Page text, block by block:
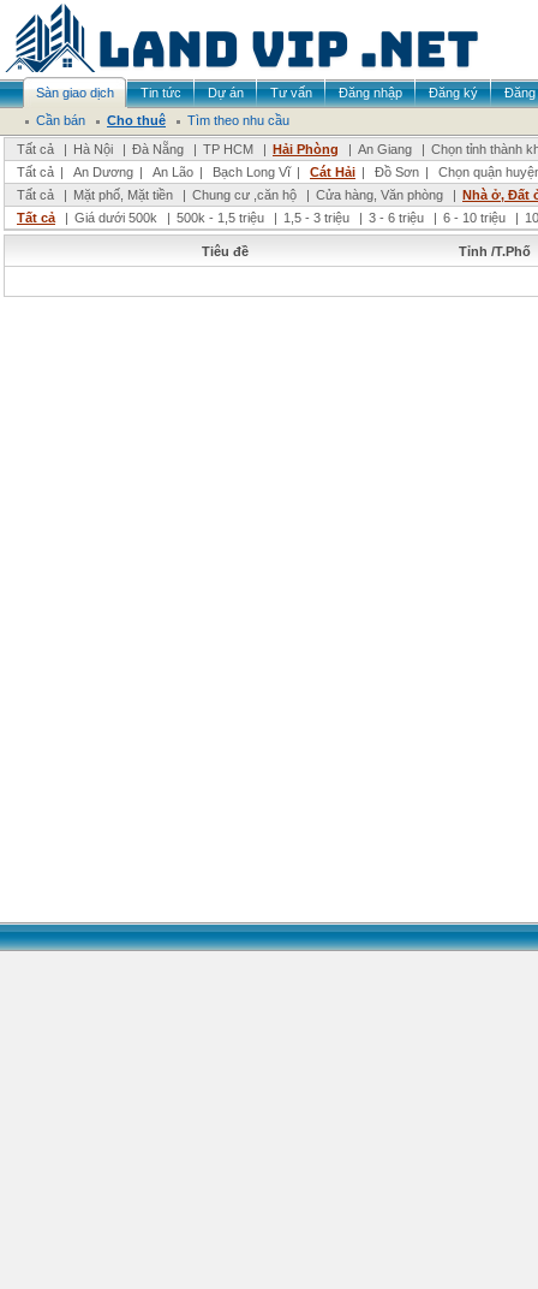
Sàn giao dịch Tin tức Dự án Tư vấn Đăng nhập Đăng ký
Đăng
Cần bán
Cho thuê
Tìm theo nhu cầu
Tất cả
| Hà Nội | Đà Nẵng | TP HCM | Hải Phòng | An Giang | Chọn tỉnh thành
Tất cả | An Dương | An Lão | Bạch Long Vĩ | Cát Hải | Đồ Sơn |
Chọn quận
Tất cả
| Mặt phố, Mặt tiền | Chung cư ,căn hộ | Cửa hàng, Văn phòng | Nhà ở, Đất
Tất cả
| Giá dưới 500k | 500k - 1,5 triệu | 1,5 - 3 triệu | 3 - 6 triệu | 6 - 10 triệu |
Tiêu đề Tỉnh /T.Phố